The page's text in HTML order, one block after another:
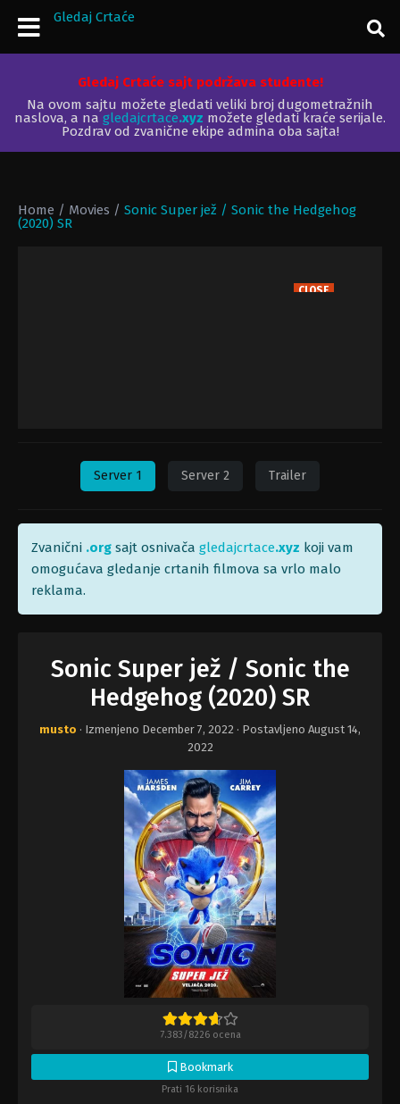
Gledaj Crtaće
Gledaj Crtaće sajt podržava studente!
Na ovom sajtu možete gledati veliki broj dugometražnih
naslova, a na gledajcrtace.xyz možete gledati kraće serijale.
Pozdrav od zvanične ekipe admina oba sajta!
Home / Movies / Sonic Super jež / Sonic the Hedgehog
(2020) SR
CLOSE
Server 1 Server 2 Trailer
Zvanični .org sajt osnivača gledajcrtace.xyz koji vam
omogućava gledanje crtanih filmova sa vrlo malo
reklama.
Sonic Super jež / Sonic the
Hedgehog (2020) SR
musto · Izmenjeno December 7, 2022 · Postavljeno August 14,
2022
7.383/8226ocena
Bookmark
Prati 16 korisnika